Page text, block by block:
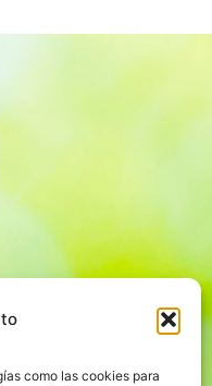
como las cookies para